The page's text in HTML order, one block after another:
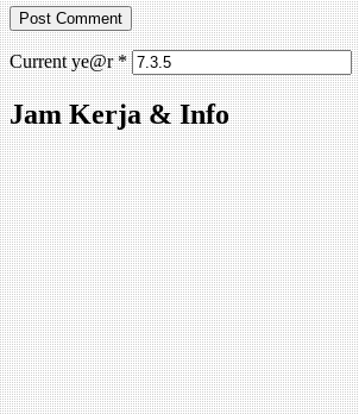
Current ye@r*
Jam Kerja & Info